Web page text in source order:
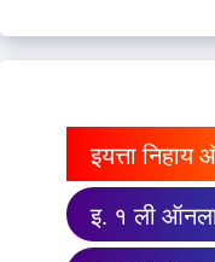
इयत्ता
इ. १ ली